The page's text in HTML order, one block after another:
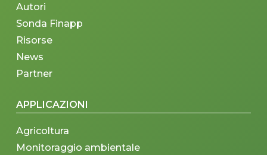
Autori
Sonda Finapp
Risorse
News
Partner
APPLICAZIONI
Agricoltura
Monitoraggio ambientale